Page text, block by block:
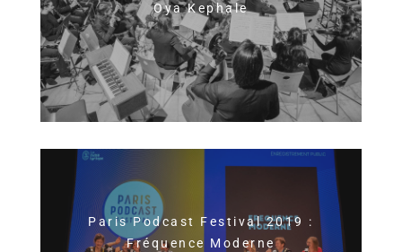
Oya Kephale
Paris Podcast Festival 2019 :
Fréquence Moderne